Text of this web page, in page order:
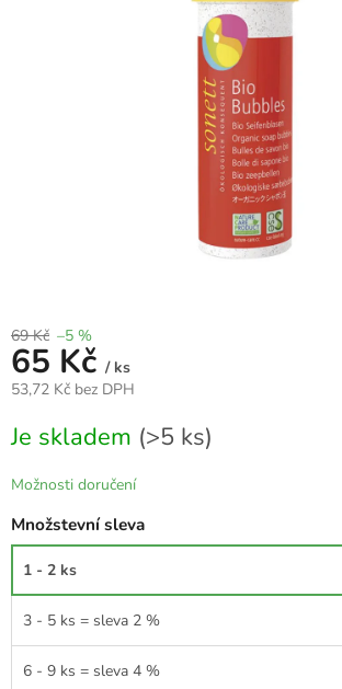
hvězdiček.
69 Kč –5 %
65 Kč / ks
53,72 Kč bez DPH
cena:
Je skladem (>5 ks)
Možnosti doručení
Množstevní sleva
1 - 2 ks
3 - 5 ks = sleva 2 %
6 - 9 ks = sleva 4 %